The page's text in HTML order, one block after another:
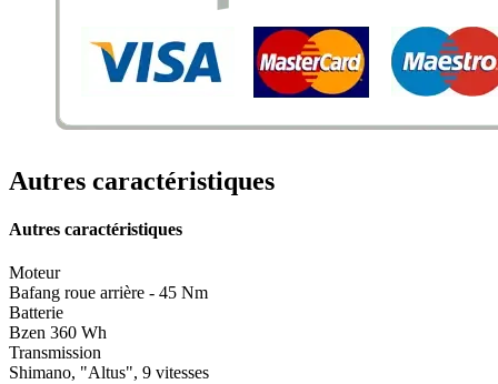
Autres caractéristiques
Autres caractéristiques
Moteur
Bafang roue arrière - 45 Nm
Batterie
Bzen 360 Wh
Transmission
Shimano, "Altus", 9 vitesses